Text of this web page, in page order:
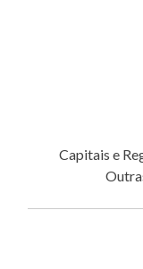
Capitais e